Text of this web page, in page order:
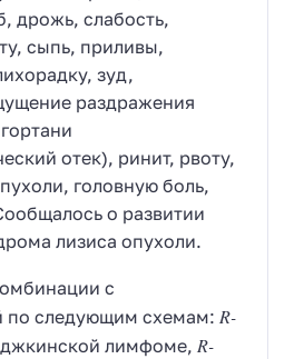
дрожь, слабость,
сыпь, приливы,
зуд,
раздражения
отек), ринит, рвоту,
головную боль,
о развитии
лизиса опухоли.
с
по следующим схемам:R-
лимфоме,R-